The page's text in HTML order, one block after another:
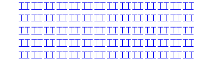
TTTTTTTTTTTTTTTTTTTTTTTTTTTT
TTTTTTTTTTTTTTTTTTTTTTTTTTTT
TTTTTTTTTTTTTTTTTTTTTTTTTTTT
TTTTTTTTTTTTTTTTTTTTTTTTTTTT
TTTTTTTTTTTTTTTTTTTTTTTTTTTT